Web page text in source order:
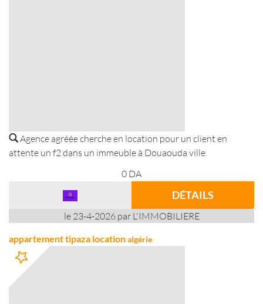
Agence agréée cherche en location pour un client en
attente un f2 dans un immeuble à Douaouda ville.
0 DA
DÉTAILS
le 23-4-2026 par L'IMMOBILIERE
appartement tipaza locationalgérie